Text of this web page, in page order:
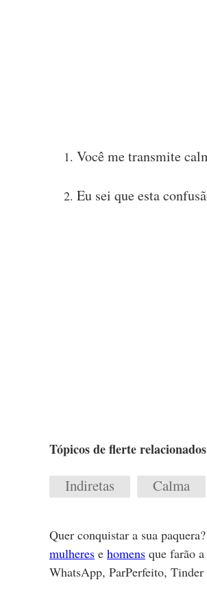
Você me transmite
Eu sei que esta
Tópicos de flerte relacionados
Indiretas Calma
Quer conquistar a sua
mulheres e homens que farão
WhatsApp, ParPerfeito, Tinder